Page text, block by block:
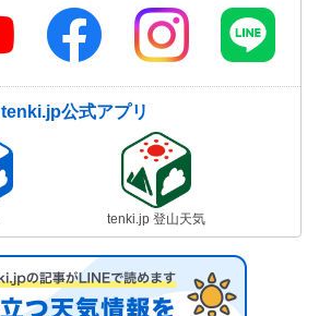
tenki.jp公式アプリ
tenki.jp 登山天気